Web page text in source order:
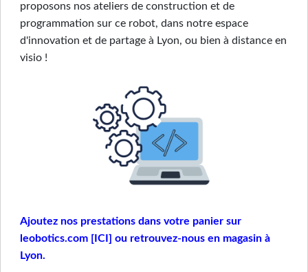
proposons nos ateliers de construction et de
programmation sur ce robot, dans notre espace
d'innovation et de partage à Lyon, ou bien à distance en
visio !
Ajoutez nos prestations dans votre panier sur
leobotics.com [ICI] ou retrouvez-nous en magasin à
Lyon.